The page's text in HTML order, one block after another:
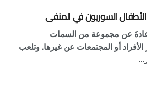
السوريون في المنفى
عادةَ عن مجموعة من السمات
أو المجتمعات عن غيرها. وتلعب